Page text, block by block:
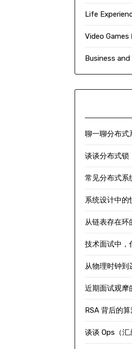
Life
Video Games
Business
聊一聊分布式
谈谈分布式锁
常见分布式系
系统设计中的
从链表存在环
技术面试中，
从物理时钟到
近期面试观摩
RSA 背后的
谈谈 Ops（汇